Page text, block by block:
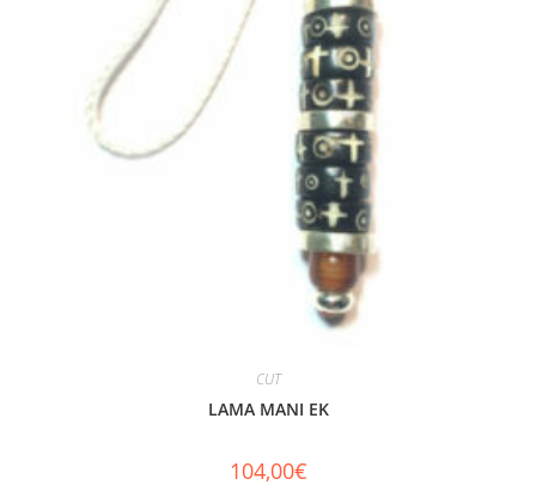
CUT
LAMA MANI EK
104,00€